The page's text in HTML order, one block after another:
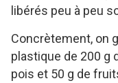
libérés peu à peu
Concrètement, on
plastique de 200 g
pois et 50 g de